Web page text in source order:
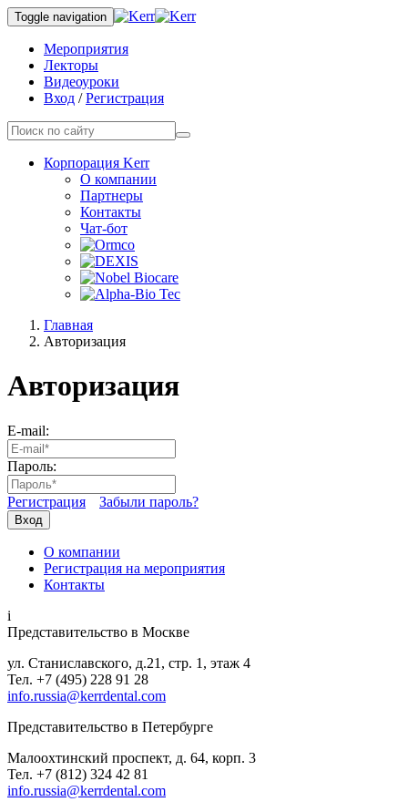
Toggle navigation
Мероприятия
Лекторы
Видеоуроки
Вход /Регистрация
Корпорация Kerr
О компании
Партнеры
Контакты
Чат-бот
Главная
Авторизация
Авторизация
E-mail:
Пароль:
Регистрация Забыли пароль?
Вход
О компании
Регистрация на мероприятия
Контакты
i
Представительство в Москве
ул. Станиславского, д.21, стр. 1, этаж 4
Тел. +7 (495) 228 91 28
info.russia@kerrdental.com
Представительство в Петербурге
Малоохтинский проспект, д. 64, корп. 3
Тел. +7 (812) 324 42 81
info.russia@kerrdental.com